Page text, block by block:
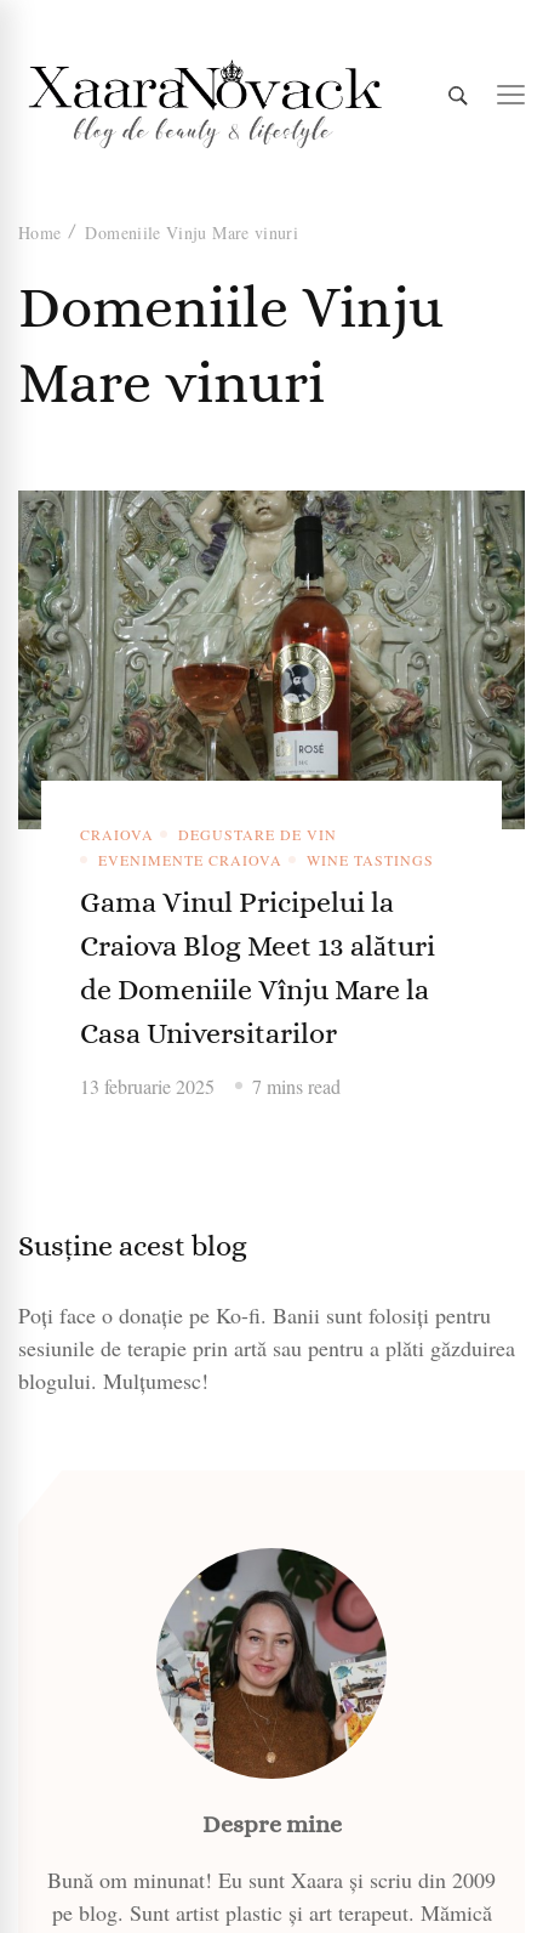
Xaara
Novack
Home Domeniile Vinju Mare vinuri
Domeniile Vinju
Mare vinuri
CRAIOVA
DEGUSTARE DE VIN
EVENIMENTE CRAIOVA
WINE TASTINGS
Gama Vinul Pricipelui la
Craiova Blog Meet 13 alături
de Domeniile Vînju Mare la
Casa Universitarilor
13 februarie 2025 7 mins read
Susține acest blog
Poți face o donație pe Ko-fi. Banii sunt folosiți pentru
sesiunile de terapie prin artă sau pentru a plăti găzduirea
blogului. Mulțumesc!
Despre mine
Bună om minunat! Eu sunt Xaara și scriu din 2009
pe blog. Sunt artist plastic și art terapeut. Mămică